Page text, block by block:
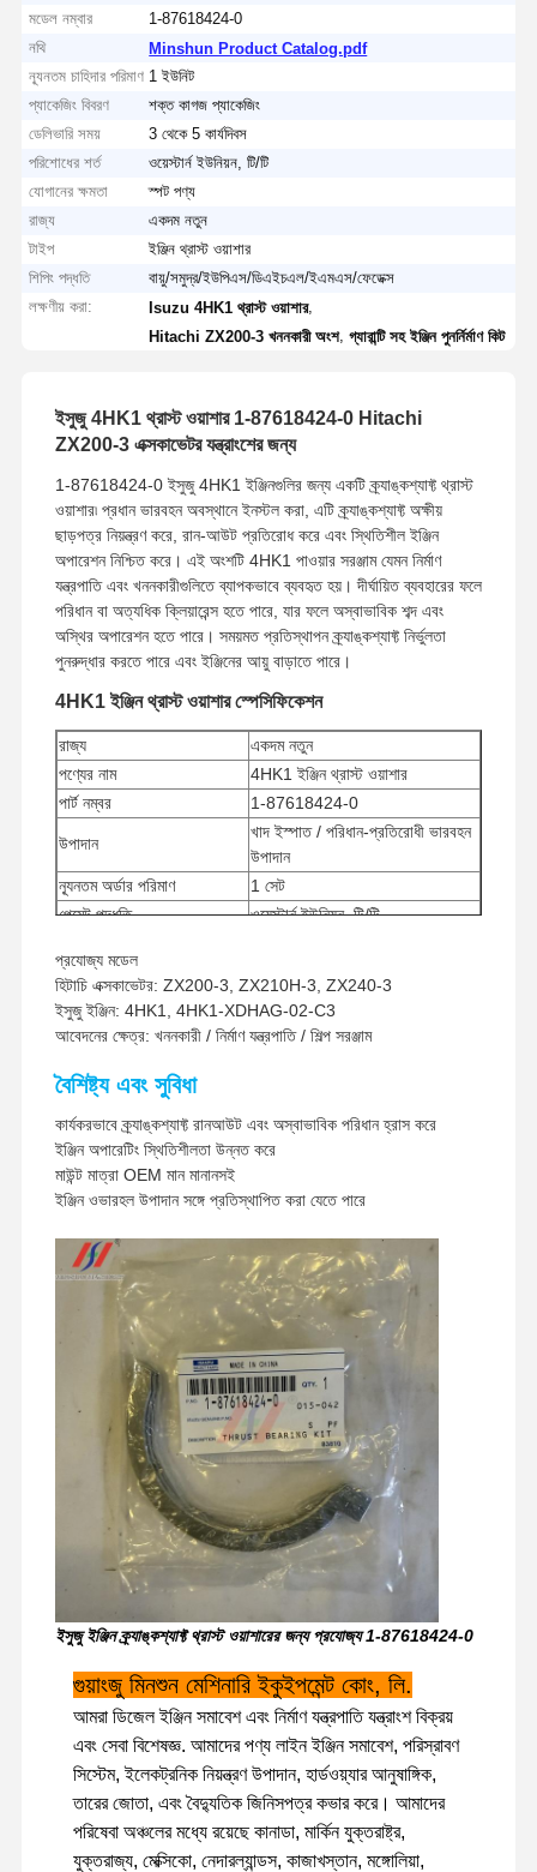
বাড়ি পণ্য ভিআর শো আমাদের সম্বন্ধে
মডেল নম্বার
1-87618424-0
নথি
Minshun Product Catalog.pdf
ন্যূনতম চাহিদার পরিমাণ 1 ইউনিট
প্যাকেজিং বিবরণ
শক্ত কাগজ প্যাকেজিং
ডেলিভারি সময়
3 থেকে 5 কার্যদিবস
পরিশোধের শর্ত
ওয়েস্টার্ন ইউনিয়ন, টি/টি
যোগানের ক্ষমতা
স্পট পণ্য
রাজ্য
একদম নতুন
টাইপ
ইঞ্জিন থ্রাস্ট ওয়াশার
শিপিং পদ্ধতি
বায়ু/সমুদ্র/ইউপিএস/ডিএইচএল/ইএমএস/ফেডেক্স
লক্ষণীয় করা:
Isuzu 4HK1 থ্রাস্ট ওয়াশার,
Hitachi ZX200-3 খননকারী অংশ,গ্যারান্টি সহ ইঞ্জিন পুনর্নির্মাণ কিট
ইসুজু 4HK1 থ্রাস্ট ওয়াশার 1-87618424-0 Hitachi
ZX200-3 এক্সকাভেটর যন্ত্রাংশের জন্য
1-87618424-0 ইসুজু 4HK1 ইঞ্জিনগুলির জন্য একটি ক্র্যাঙ্কশ্যাফ্ট থ্রাস্ট
ওয়াশার৷ প্রধান ভারবহন অবস্থানে ইনস্টল করা, এটি ক্র্যাঙ্কশ্যাফ্ট অক্ষীয়
ছাড়পত্র নিয়ন্ত্রণ করে, রান-আউট প্রতিরোধ করে এবং স্থিতিশীল ইঞ্জিন
অপারেশন নিশ্চিত করে। এই অংশটি 4HK1 পাওয়ার সরঞ্জাম যেমন নির্মাণ
যন্ত্রপাতি এবং খননকারীগুলিতে ব্যাপকভাবে ব্যবহৃত হয়। দীর্ঘায়িত ব্যবহারের ফলে
পরিধান বা অত্যধিক ক্লিয়ারেন্স হতে পারে, যার ফলে অস্বাভাবিক শব্দ এবং
অস্থির অপারেশন হতে পারে। সময়মত প্রতিস্থাপন ক্র্যাঙ্কশ্যাফ্ট নির্ভুলতা
পুনরুদ্ধার করতে পারে এবং ইঞ্জিনের আয়ু বাড়াতে পারে।
4HK1 ইঞ্জিন থ্রাস্ট ওয়াশার স্পেসিফিকেশন
রাজ্য
একদম নতুন
পণ্যের নাম
4HK1 ইঞ্জিন থ্রাস্ট ওয়াশার
পার্ট নম্বর
1-87618424-0
উপাদান
খাদ ইস্পাত / পরিধান-প্রতিরোধী ভারবহন
উপাদান
ন্যূনতম অর্ডার পরিমাণ
1 সেট
পেমেন্ট পদ্ধতি
ওয়েস্টার্ন ইউনিয়ন, টি/টি
প্রযোজ্য মডেল
হিটাচি এক্সকাভেটর: ZX200-3, ZX210H-3, ZX240-3
ইসুজু ইঞ্জিন: 4HK1, 4HK1-XDHAG-02-C3
আবেদনের ক্ষেত্র: খননকারী / নির্মাণ যন্ত্রপাতি / শিল্প সরঞ্জাম
বৈশিষ্ট্য এবং সুবিধা
কার্যকরভাবে ক্র্যাঙ্কশ্যাফ্ট রানআউট এবং অস্বাভাবিক পরিধান হ্রাস করে
ইঞ্জিন অপারেটিং স্থিতিশীলতা উন্নত করে
মাউন্ট মাত্রা OEM মান মানানসই
ইঞ্জিন ওভারহল উপাদান সঙ্গে প্রতিস্থাপিত করা যেতে পারে
ইসুজু ইঞ্জিন ক্র্যাঙ্কশ্যাফ্ট থ্রাস্ট ওয়াশারের জন্য প্রযোজ্য 1-87618424-0
গুয়াংজু মিনশুন মেশিনারি ইকুইপমেন্ট কোং, লি.
আমরা ডিজেল ইঞ্জিন সমাবেশ এবং নির্মাণ যন্ত্রপাতি যন্ত্রাংশ বিক্রয়
এবং সেবা বিশেষজ্ঞ. আমাদের পণ্য লাইন ইঞ্জিন সমাবেশ, পরিস্রাবণ
সিস্টেম, ইলেকট্রনিক নিয়ন্ত্রণ উপাদান, হার্ডওয়্যার আনুষাঙ্গিক,
তারের জোতা, এবং বৈদ্যুতিক জিনিসপত্র কভার করে। আমাদের
পরিষেবা অঞ্চলের মধ্যে রয়েছে কানাডা, মার্কিন যুক্তরাষ্ট্র,
যুক্তরাজ্য, মেক্সিকো, নেদারল্যান্ডস, কাজাখস্তান, মঙ্গোলিয়া,